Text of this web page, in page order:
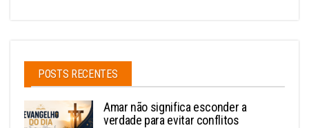
POSTS RECENTES
Amar não significa esconder a
verdade para evitar conflitos